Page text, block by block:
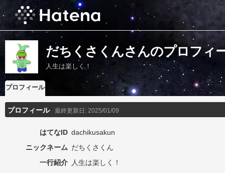
だちくさくんさんのプロフィ
人生は楽しく！
プロフィール
プロフィール 最終更新日: 2025/01/09
はてなID dachikusakun
ニックネーム だちくさくん
一行紹介 人生は楽しく！